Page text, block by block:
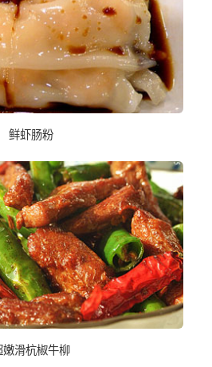
鲜虾肠粉
嫩滑杭椒牛柳